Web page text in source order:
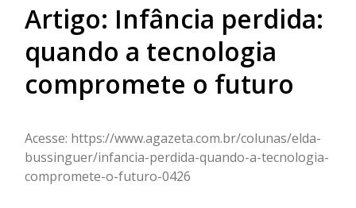
Artigo: Infância perdida:
quando a tecnologia
compromete o futuro
Acesse: https://www.agazeta.com.br/colunas/elda-
bussinguer/infancia-perdida-quando-a-tecnologia-
compromete-o-futuro-0426